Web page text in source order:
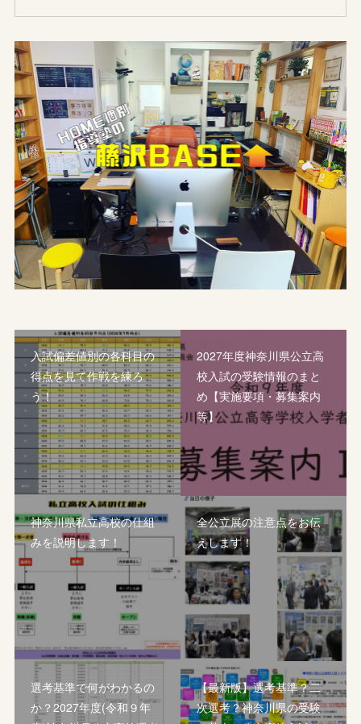
入試偏差値別の各科目の
得点を見て作戦を練ろ
う！
2027年度神奈川県公立高
校入試の受験情報のまと
め【実施要項・募集案内
等】
神奈川県私立高校の仕組
みを説明します！
全公立展の注意点をお伝
えします！
選考基準で何がわかるの
か？2027年度(令和９年
【最新版】選考基準？二
次選考？神奈川県の受験